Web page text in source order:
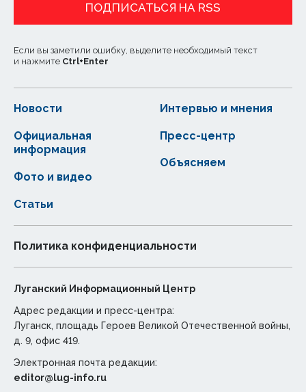
ПОДПИСАТЬСЯ НА RSS
Если вы заметили ошибку, выделите необходимый текст
и нажмите Ctrl+Enter
Новости
Статьи
Официальная
информация
Интервью и мнения
Фото и видео
Пресс-центр
Объясняем
Политика конфиденциальности
Луганский Информационный Центр
Адрес редакции и пресс-центра:
Луганск, площадь Героев Великой Отечественной войны,
д. 9, офис 419.
Электронная почта редакции:
editor@lug-info.ru